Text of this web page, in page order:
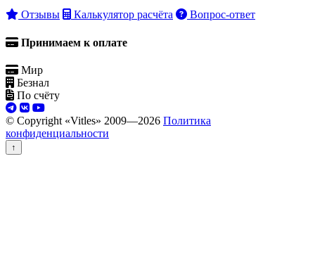
Отзывы Калькулятор расчёта Вопрос-ответ
Принимаем к оплате
Мир
Безнал
По счёту
© Copyright «Vitles» 2009—2026 Политика
конфиденциальности
↑